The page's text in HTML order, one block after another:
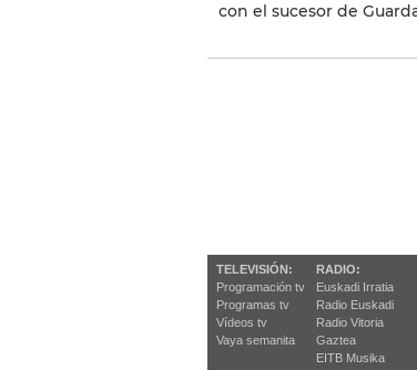
con el sucesor de
TELEVISIÓN:
Programación tv
Programas tv
Vídeos tv
Vaya semanita
RADIO:
Euskadi Irratia
Radio Euskadi
Radio Vitoria
Gaztea
EITB Musika